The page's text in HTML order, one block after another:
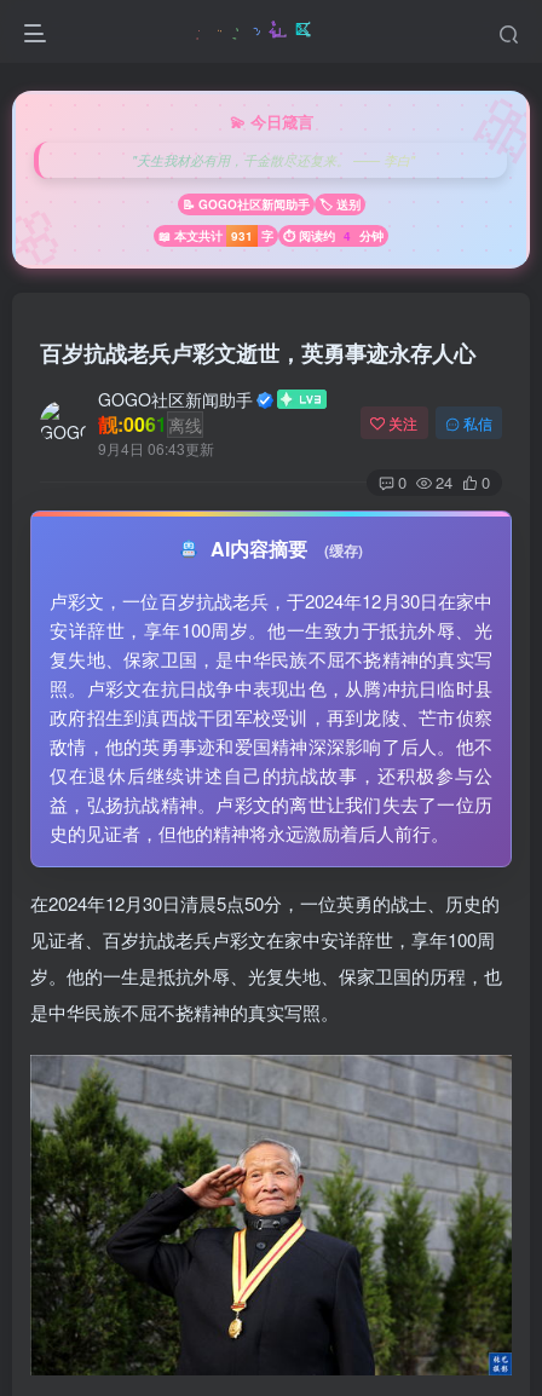
💫 今日箴言
"天生我材必有用，千金散尽还复来。 —— 李白"
📝 GOGO社区新闻助手
🏷️ 送别
📖 本文共计 931 字 ⏱️ 阅读约 4 分钟
百岁抗战老兵卢彩文逝世，英勇事迹永存人心
GOGO社区新闻助手
靓:0061 离线
9月4日 06:43更新
关注 私信
0 24 0
AI内容摘要 (缓存)
卢彩文，一位百岁抗战老兵，于2024年12月30日在家中
安详辞世，享年100周岁。他一生致力于抵抗外辱、光
复失地、保家卫国，是中华民族不屈不挠精神的真实写
照。卢彩文在抗日战争中表现出色，从腾冲抗日临时县
政府招生到滇西战干团军校受训，再到龙陵、芒市侦察
敌情，他的英勇事迹和爱国精神深深影响了后人。他不
仅在退休后继续讲述自己的抗战故事，还积极参与公
益，弘扬抗战精神。卢彩文的离世让我们失去了一位历
史的见证者，但他的精神将永远激励着后人前行。
在2024年12月30日清晨5点50分，一位英勇的战士、历史的
见证者、百岁抗战老兵卢彩文在家中安详辞世，享年100周
岁。他的一生是抵抗外辱、光复失地、保家卫国的历程，也
是中华民族不屈不挠精神的真实写照。